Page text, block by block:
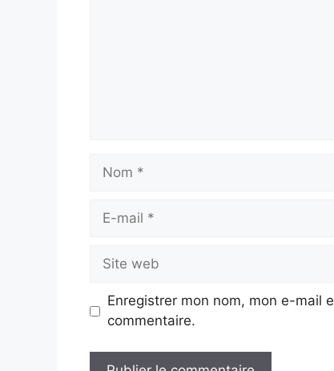
Nom
Site
web
Enregistrer mon nom, mon e-mail
commentaire.